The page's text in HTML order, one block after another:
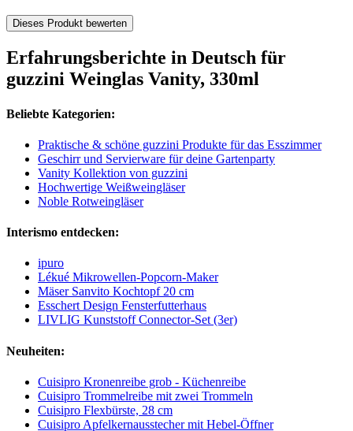
Dieses Produkt bewerten
Erfahrungsberichte in Deutsch für
guzzini Weinglas Vanity, 330ml
Beliebte Kategorien:
Praktische & schöne guzzini Produkte für das Esszimmer
Geschirr und Servierware für deine Gartenparty
Vanity Kollektion von guzzini
Hochwertige Weißweingläser
Noble Rotweingläser
Interismo entdecken:
ipuro
Lékué Mikrowellen-Popcorn-Maker
Mäser Sanvito Kochtopf 20 cm
Esschert Design Fensterfutterhaus
LIVLIG Kunststoff Connector-Set (3er)
Neuheiten:
Cuisipro Kronenreibe grob - Küchenreibe
Cuisipro Trommelreibe mit zwei Trommeln
Cuisipro Flexbürste, 28 cm
Cuisipro Apfelkernausstecher mit Hebel-Öffner